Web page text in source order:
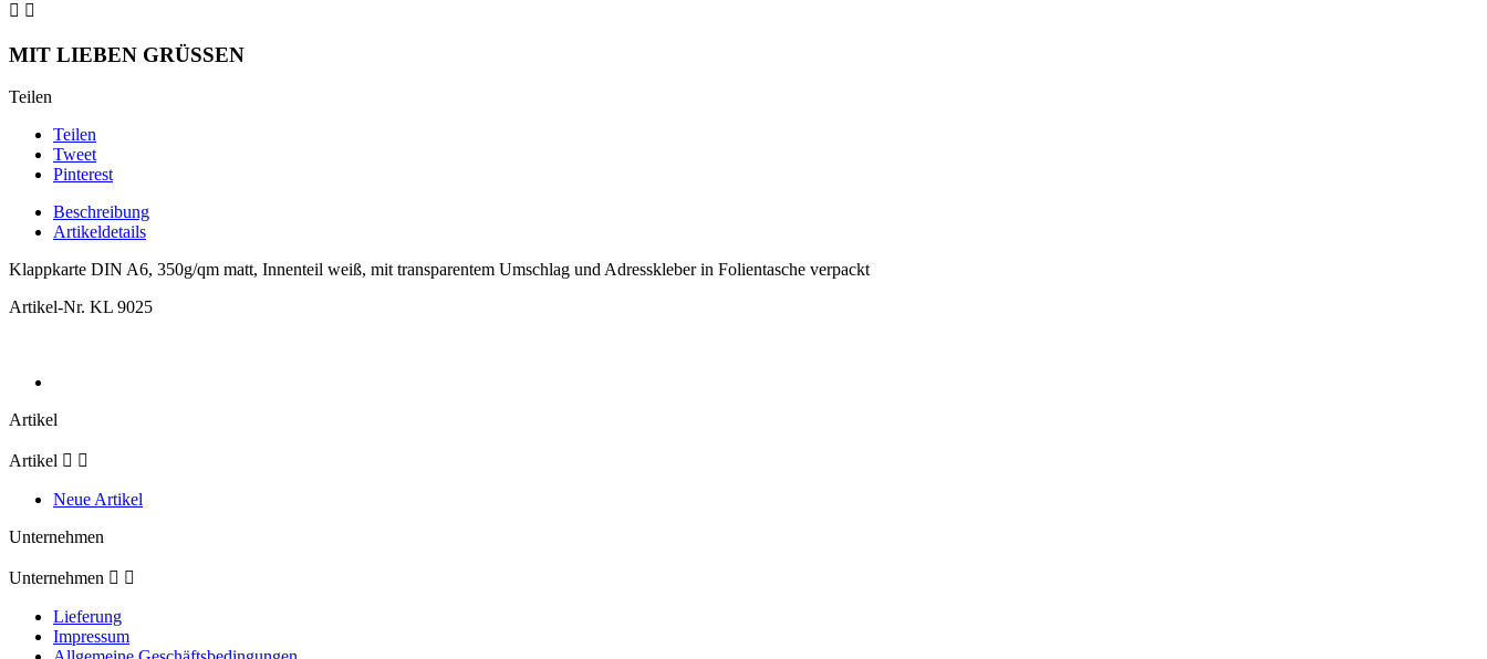
 
MIT LIEBEN GRÜSSEN
Teilen
Teilen
Tweet
Pinterest
Beschreibung
Artikeldetails
Klappkarte DIN A6, 350g/qm matt, Innenteil weiß, mit transparentem Umschlag und Adresskleber in Folientasche verpackt
Artikel-Nr. KL 9025
Artikel
Artikel  
Neue Artikel
Unternehmen
Unternehmen  
Lieferung
Impressum